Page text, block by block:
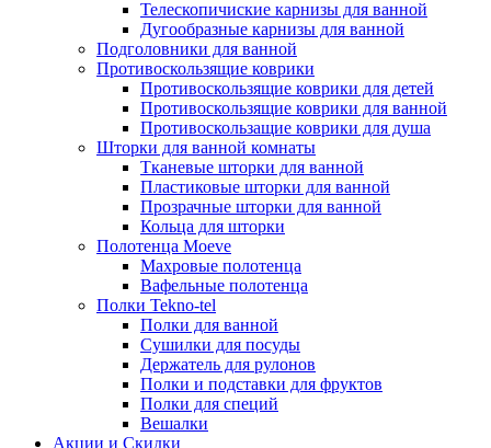
Телескопичиские карнизы для ванной
Дугообразные карнизы для ванной
Подголовники для ванной
Противоскользящие коврики
Противоскользящие коврики для детей
Противоскользящие коврики для ванной
Противоскользащие коврики для душа
Шторки для ванной комнаты
Тканевые шторки для ванной
Пластиковые шторки для ванной
Прозрачные шторки для ванной
Кольца для шторки
Полотенца Moeve
Махровые полотенца
Вафельные полотенца
Полки Tekno-tel
Полки для ванной
Сушилки для посуды
Держатель для рулонов
Полки и подставки для фруктов
Полки для специй
Вешалки
Акции и Скидки